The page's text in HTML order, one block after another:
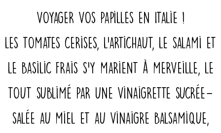
voyager vos papilles en Italie !
Les tomates cerises, l’artichaut, le salami et
le basilic frais s’y marient à merveille, le
tout sublimé par une vinaigrette sucrée-
salée au miel et au vinaigre balsamique,